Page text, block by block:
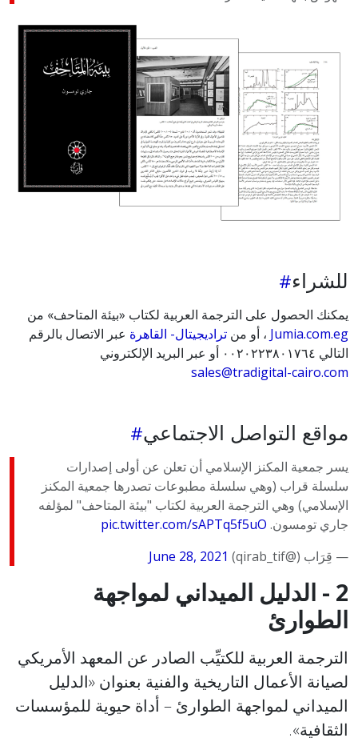
للشراء
يمكنك الحصول على الترجمة العربية لكتاب «بيئة المتاحف» من
Jumia.com.eg ، أو من تراديجيتال- القاهرة عبر الاتصال بالرقم
التالي ٠٠٢٠٢٢٣٨٠١٧٦٤ أو عبر البريد الإلكتروني
sales@tradigital-cairo.com
مواقع التواصل الاجتماعي
يسر جمعية المكنز الإسلامي أن تعلن عن أولى إصدارات
سلسلة قراب (وهي سلسلة مطبوعات تصدرها جمعية المكنز
الإسلامي) وهي الترجمة العربية لكتاب "بيئة المتاحف" لمؤلفه
جاري تومسون. pic.twitter.com/sAPTq5f5uO
— قِرَاب (@qirab_tif)
June 28, 2021
2 - الدليل الميداني لمواجهة
الطوارئ
الترجمة العربية للكتيِّب الصادر عن المعهد الأمريكي
لصيانة الأعمال التاريخية والفنية بعنوان «الدليل
الميداني لمواجهة الطوارئ – أداة حيوية للمؤسسات
الثقافية».